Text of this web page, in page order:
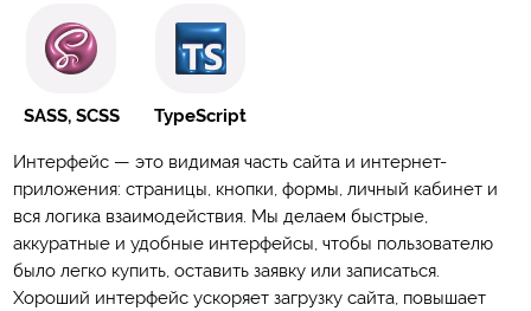
SASS, SCSS TypeScript
Интерфейс — это видимая часть сайта и интернет-
приложения: страницы, кнопки, формы, личный кабинет и
вся логика взаимодействия. Мы делаем быстрые,
аккуратные и удобные интерфейсы, чтобы пользователю
было легко купить, оставить заявку или записаться.
Хороший интерфейс ускоряет загрузку сайта, повышает